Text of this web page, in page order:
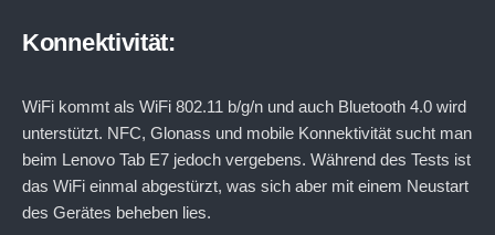
Konnektivität:
WiFi kommt als WiFi 802.11 b/g/n und auch Bluetooth 4.0 wird
unterstützt. NFC, Glonass und mobile Konnektivität sucht man
beim Lenovo Tab E7 jedoch vergebens. Während des Tests ist
das WiFi einmal abgestürzt, was sich aber mit einem Neustart
des Gerätes beheben lies.